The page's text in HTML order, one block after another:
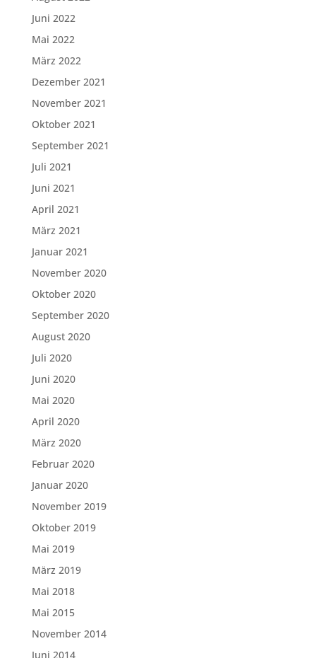
Juni 2022
Mai 2022
März 2022
Dezember 2021
November 2021
Oktober 2021
September 2021
Juli 2021
Juni 2021
April 2021
März 2021
Januar 2021
November 2020
Oktober 2020
September 2020
August 2020
Juli 2020
Juni 2020
Mai 2020
April 2020
März 2020
Februar 2020
Januar 2020
November 2019
Oktober 2019
Mai 2019
März 2019
Mai 2018
Mai 2015
November 2014
Juni 2014